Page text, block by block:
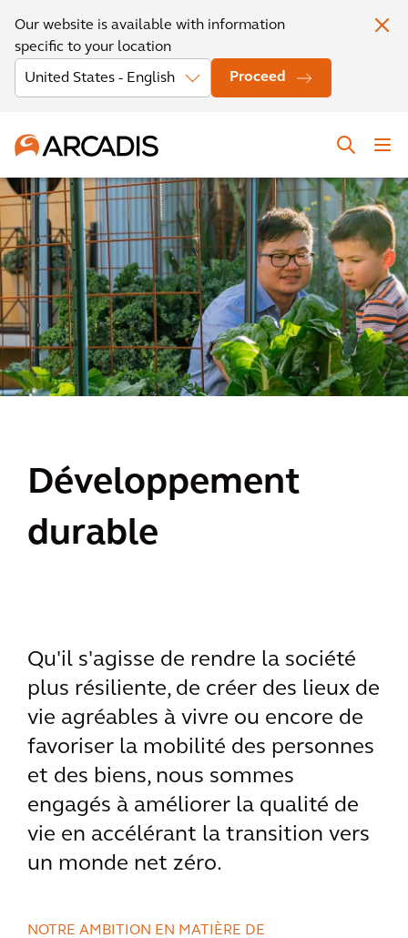
Our website is available with information
specific to your location
Proceed
Développement
durable
Qu'il s'agisse de rendre la société
plus résiliente, de créer des lieux de
vie agréables à vivre ou encore de
favoriser la mobilité des personnes
et des biens, nous sommes
engagés à améliorer la qualité de
vie en accélérant la transition vers
un monde net zéro.
NOTRE AMBITION EN MATIÈRE DE